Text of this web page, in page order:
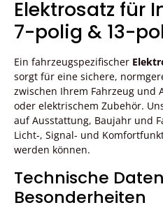
Elektrosatz für
7-polig & 13-
Ein fahrzeugspezifischer
sorgt für eine sichere,
zwischen Ihrem Fahrzeug und
oder elektrischem Zubehör.
auf Ausstattung, Baujahr und
Licht-, Signal- und
werden können.
Technische
Besonderheiten